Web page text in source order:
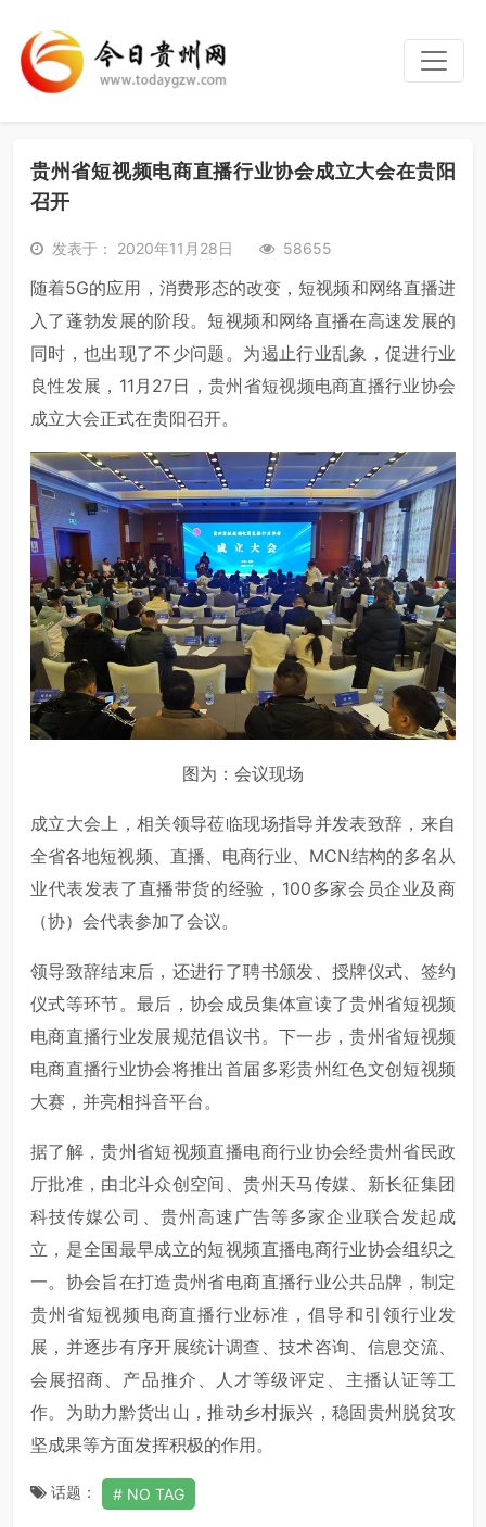
贵州省短视频电商直播行业协会成立大会在贵阳
召开
发表于： 2020年11月28日 58655
随着5G的应用，消费形态的改变，短视频和网络直播进
入了蓬勃发展的阶段。短视频和网络直播在高速发展的
同时，也出现了不少问题。为遏止行业乱象，促进行业
良性发展，11月27日，贵州省短视频电商直播行业协会
成立大会正式在贵阳召开。
图为：会议现场
成立大会上，相关领导莅临现场指导并发表致辞，来自
全省各地短视频、直播、电商行业、MCN结构的多名从
业代表发表了直播带货的经验，100多家会员企业及商
（协）会代表参加了会议。
领导致辞结束后，还进行了聘书颁发、授牌仪式、签约
仪式等环节。最后，协会成员集体宣读了贵州省短视频
电商直播行业发展规范倡议书。下一步，贵州省短视频
电商直播行业协会将推出首届多彩贵州红色文创短视频
大赛，并亮相抖音平台。
据了解，贵州省短视频直播电商行业协会经贵州省民政
厅批准，由北斗众创空间、贵州天马传媒、新长征集团
科技传媒公司、贵州高速广告等多家企业联合发起成
立，是全国最早成立的短视频直播电商行业协会组织之
一。协会旨在打造贵州省电商直播行业公共品牌，制定
贵州省短视频电商直播行业标准，倡导和引领行业发
展，并逐步有序开展统计调查、技术咨询、信息交流、
会展招商、产品推介、人才等级评定、主播认证等工
作。为助力黔货出山，推动乡村振兴，稳固贵州脱贫攻
坚成果等方面发挥积极的作用。
话题： NO TAG